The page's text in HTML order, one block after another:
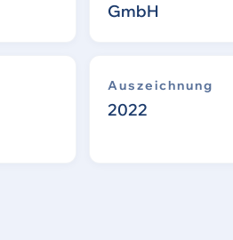
GmbH
Auszeichnung
2022